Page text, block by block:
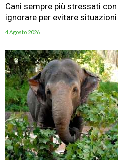
Cani sempre più stressati
ignorare per evitare
4 Agosto 2026